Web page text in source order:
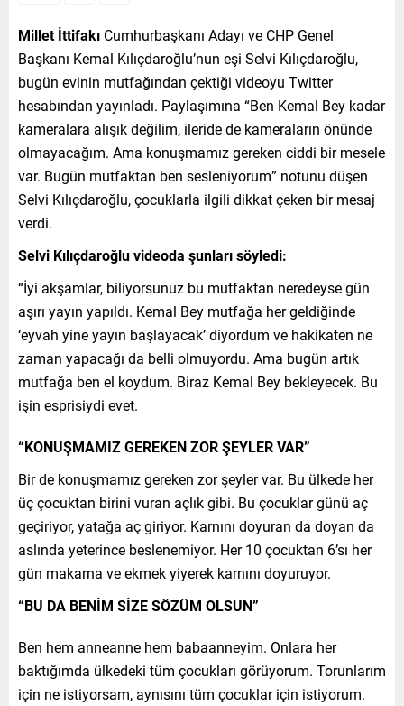
Millet İttifakı Cumhurbaşkanı Adayı ve CHP Genel
Başkanı Kemal Kılıçdaroğlu’nun eşi Selvi Kılıçdaroğlu,
bugün evinin mutfağından çektiği videoyu Twitter
hesabından yayınladı. Paylaşımına “Ben Kemal Bey kadar
kameralara alışık değilim, ileride de kameraların önünde
olmayacağım. Ama konuşmamız gereken ciddi bir mesele
var. Bugün mutfaktan ben sesleniyorum” notunu düşen
Selvi Kılıçdaroğlu, çocuklarla ilgili dikkat çeken bir mesaj
verdi.
Selvi Kılıçdaroğlu videoda şunları söyledi:
“İyi akşamlar, biliyorsunuz bu mutfaktan neredeyse gün
aşırı yayın yapıldı. Kemal Bey mutfağa her geldiğinde
‘eyvah yine yayın başlayacak’ diyordum ve hakikaten ne
zaman yapacağı da belli olmuyordu. Ama bugün artık
mutfağa ben el koydum. Biraz Kemal Bey bekleyecek. Bu
işin esprisiydi evet.
“KONUŞMAMIZ GEREKEN ZOR ŞEYLER VAR”
Bir de konuşmamız gereken zor şeyler var. Bu ülkede her
üç çocuktan birini vuran açlık gibi. Bu çocuklar günü aç
geçiriyor, yatağa aç giriyor. Karnını doyuran da doyan da
aslında yeterince beslenemiyor. Her 10 çocuktan 6’sı her
gün makarna ve ekmek yiyerek karnını doyuruyor.
“BU DA BENİM SİZE SÖZÜM OLSUN”
Ben hem anneanne hem babaanneyim. Onlara her
baktığımda ülkedeki tüm çocukları görüyorum. Torunlarım
için ne istiyorsam, aynısını tüm çocuklar için istiyorum.